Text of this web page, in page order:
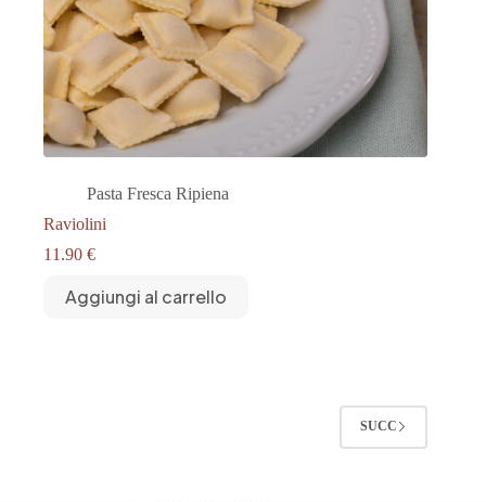
Pasta Fresca Ripiena
Raviolini
11.90 €
Aggiungi al carrello
SUCC